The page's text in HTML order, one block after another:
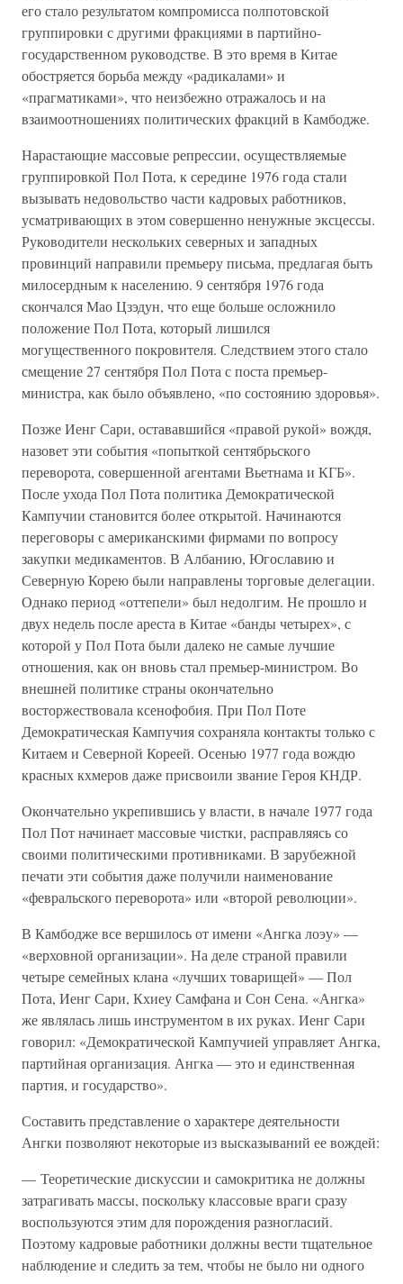
его стало результатом компромисса полпотовской
группировки с другими фракциями в партийно-
государственном руководстве. В это время в Китае
обостряется борьба между «радикалами» и
«прагматиками», что неизбежно отражалось и на
взаимоотношениях политических фракций в Камбодже.
Нарастающие массовые репрессии, осуществляемые
группировкой Пол Пота, к середине 1976 года стали
вызывать недовольство части кадровых работников,
усматривающих в этом совершенно ненужные эксцессы.
Руководители нескольких северных и западных
провинций направили премьеру письма, предлагая быть
милосердным к населению. 9 сентября 1976 года
скончался Мао Цзэдун, что еще больше осложнило
положение Пол Пота, который лишился
могущественного покровителя. Следствием этого стало
смещение 27 сентября Пол Пота с поста премьер-
министра, как было объявлено, «по состоянию здоровья».
Позже Иенг Сари, остававшийся «правой рукой» вождя,
назовет эти события «попыткой сентябрьского
переворота, совершенной агентами Вьетнама и КГБ».
После ухода Пол Пота политика Демократической
Кампучии становится более открытой. Начинаются
переговоры с американскими фирмами по вопросу
закупки медикаментов. В Албанию, Югославию и
Северную Корею были направлены торговые делегации.
Однако период «оттепели» был недолгим. Не прошло и
двух недель после ареста в Китае «банды четырех», с
которой у Пол Пота были далеко не самые лучшие
отношения, как он вновь стал премьер-министром. Во
внешней политике страны окончательно
восторжествовала ксенофобия. При Пол Поте
Демократическая Кампучия сохраняла контакты только с
Китаем и Северной Кореей. Осенью 1977 года вождю
красных кхмеров даже присвоили звание Героя КНДР.
Окончательно укрепившись у власти, в начале 1977 года
Пол Пот начинает массовые чистки, расправляясь со
своими политическими противниками. В зарубежной
печати эти события даже получили наименование
«февральского переворота» или «второй революции».
В Камбодже все вершилось от имени «Ангка лоэу» —
«верховной организации». На деле страной правили
четыре семейных клана «лучших товарищей» — Пол
Пота, Иенг Сари, Кхиеу Самфана и Сон Сена. «Ангка»
же являлась лишь инструментом в их руках. Иенг Сари
говорил: «Демократической Кампучией управляет Ангка,
партийная организация. Ангка — это и единственная
партия, и государство».
Составить представление о характере деятельности
Ангки позволяют некоторые из высказываний ее вождей:
— Теоретические дискуссии и самокритика не должны
затрагивать массы, поскольку классовые враги сразу
воспользуются этим для порождения разногласий.
Поэтому кадровые работники должны вести тщательное
наблюдение и следить за тем, чтобы не было ни одного